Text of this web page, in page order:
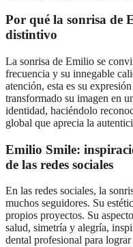
Por qué la sonrisa de
distintivo
La sonrisa de Emilio se
frecuencia y su innegable
atención, esta es su
transformado su imagen en
identidad, haciéndolo
global que aprecia la
Emilio Smile:
de las redes sociales
En las redes sociales, la
muchos seguidores. Su
propios proyectos. Su
salud, simetría y alegría,
dental profesional para